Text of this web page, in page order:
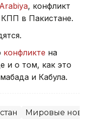
, конфликт
КПП в Пакистане.
конфликте на
и о том, как это
и Кабула.
Мировые